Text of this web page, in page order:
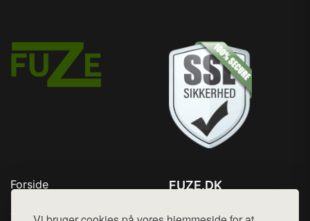
Forside
Top Rabatter
FUZE.DK